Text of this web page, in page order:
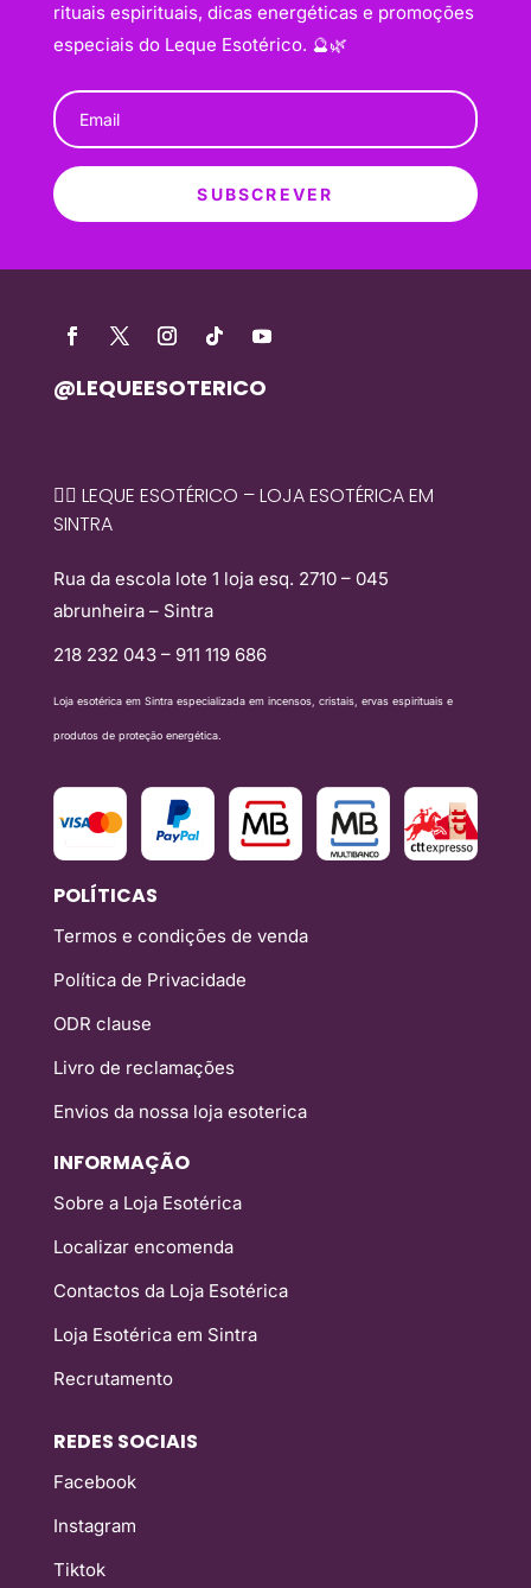
rituais espirituais, dicas energéticas e promoções
especiais do Leque Esotérico. 🔮🌿
SUBSCREVER
@LEQUEESOTERICO
🧙‍♀️ LEQUE ESOTÉRICO – LOJA ESOTÉRICA EM
SINTRA
Rua da escola lote 1 loja esq. 2710 – 045
abrunheira – Sintra
218 232 043 – 911 119 686
Loja esotérica em Sintra especializada em incensos, cristais, ervas espirituais e
produtos de proteção energética.
POLÍTICAS
Termos e condições de venda
Política de Privacidade
ODR clause
Livro de reclamações
Envios da nossa loja esoterica
INFORMAÇÃO
Sobre a Loja Esotérica
Localizar encomenda
Contactos da Loja Esotérica
Loja Esotérica em Sintra
Recrutamento
REDES SOCIAIS
Facebook
Instagram
Tiktok